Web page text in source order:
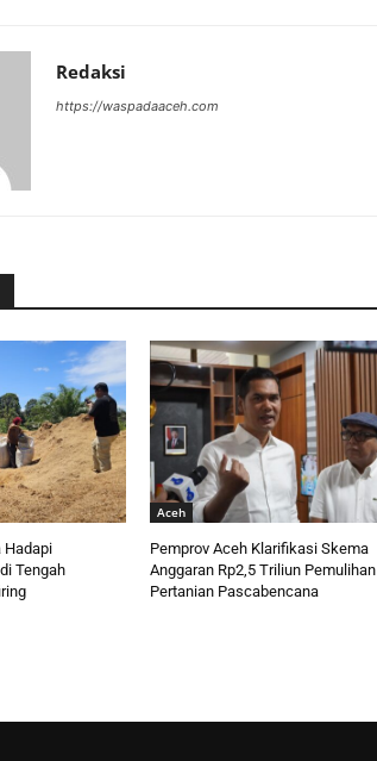
Redaksi
https://waspadaaceh.com
Hadapi
Tengah
Aceh
Pemprov Aceh Klarifikasi Skema
Anggaran Rp2,5 Triliun Pemulihan
Pertanian Pascabencana